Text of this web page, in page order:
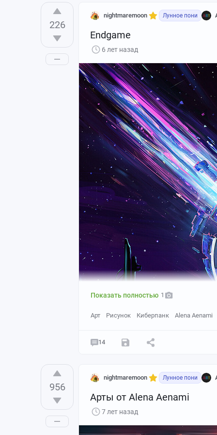
226
nightmaremoon Лунное пони
Endgame
6 лет назад
Показать полностью 1
Арт Рисунок Киберпанк Alena Aenami
14
956
nightmaremoon Лунное пони
Арты от Alena Aenami
7 лет назад